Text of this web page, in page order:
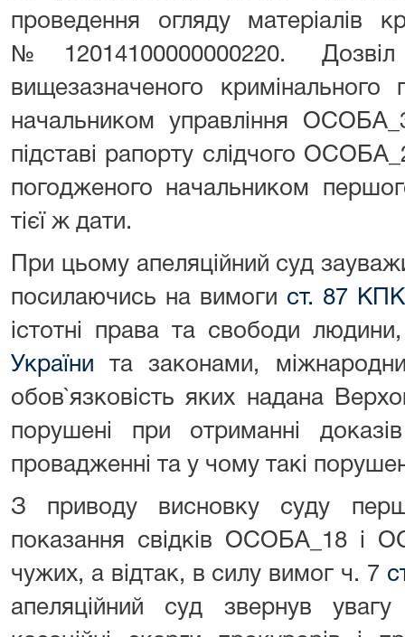
проведення огляду матеріалів
№12014100000000220.
вищезазначеного
начальником управління
підставі рапорту слідчого
погодженого начальником
тієї ж дати.
При цьому апеляційний суд
посилаючись на вимоги ст. 87 КПК
істотні права та свободи
України та законами,
обов`язковість яких надана
порушені при отриманні
провадженні та у чому такі
З приводу висновку суду
показання свідків ОСОБА_18 і
чужих, а відтак, в силу вимог ч. 7
апеляційний суд звернув